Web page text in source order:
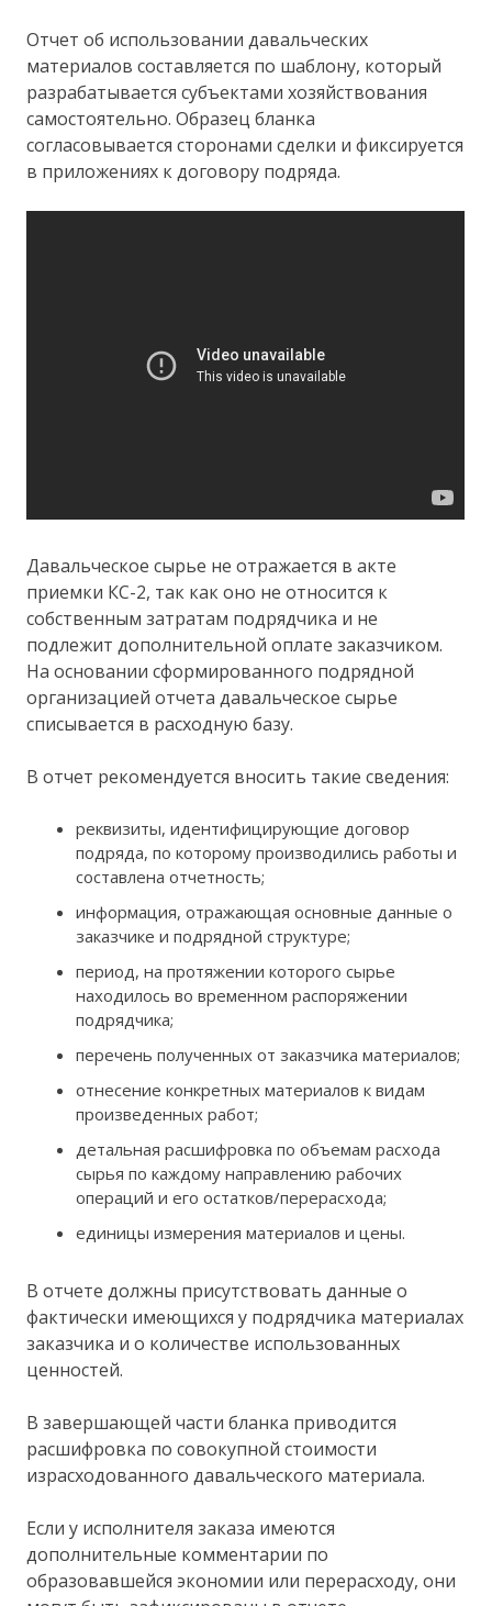
Отчет об использовании давальческих
материалов составляется по шаблону, который
разрабатывается субъектами хозяйствования
самостоятельно. Образец бланка
согласовывается сторонами сделки и фиксируется
в приложениях к договору подряда.
Давальческое сырье не отражается в акте
приемки КС-2, так как оно не относится к
собственным затратам подрядчика и не
подлежит дополнительной оплате заказчиком.
На основании сформированного подрядной
организацией отчета давальческое сырье
списывается в расходную базу.
В отчет рекомендуется вносить такие сведения:
реквизиты, идентифицирующие договор
подряда, по которому производились работы и
составлена отчетность;
информация, отражающая основные данные о
заказчике и подрядной структуре;
период, на протяжении которого сырье
находилось во временном распоряжении
подрядчика;
перечень полученных от заказчика материалов;
отнесение конкретных материалов к видам
произведенных работ;
детальная расшифровка по объемам расхода
сырья по каждому направлению рабочих
операций и его остатков/перерасхода;
единицы измерения материалов и цены.
В отчете должны присутствовать данные о
фактически имеющихся у подрядчика материалах
заказчика и о количестве использованных
ценностей.
В завершающей части бланка приводится
расшифровка по совокупной стоимости
израсходованного давальческого материала.
Если у исполнителя заказа имеются
дополнительные комментарии по
образовавшейся экономии или перерасходу, они